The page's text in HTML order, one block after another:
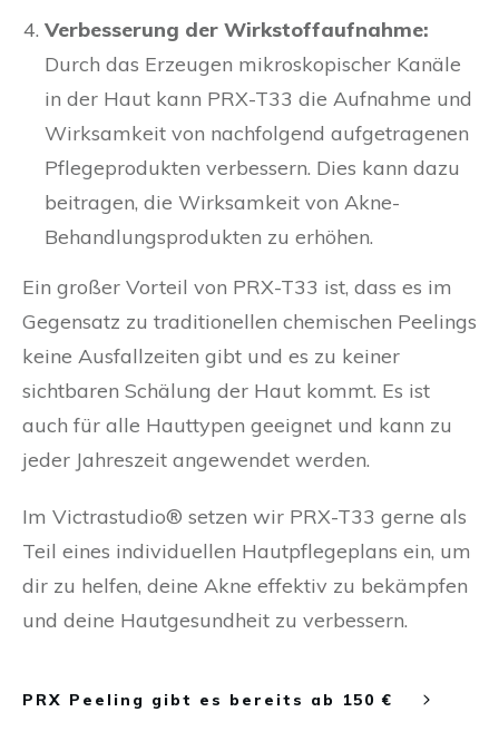
Verbesserung der Wirkstoffaufnahme:
Durch das Erzeugen mikroskopischer Kanäle
in der Haut kann PRX-T33 die Aufnahme und
Wirksamkeit von nachfolgend aufgetragenen
Pflegeprodukten verbessern. Dies kann dazu
beitragen, die Wirksamkeit von Akne-
Behandlungsprodukten zu erhöhen.
Ein großer Vorteil von PRX-T33 ist, dass es im
Gegensatz zu traditionellen chemischen Peelings
keine Ausfallzeiten gibt und es zu keiner
sichtbaren Schälung der Haut kommt. Es ist
auch für alle Hauttypen geeignet und kann zu
jeder Jahreszeit angewendet werden.
Im Victrastudio® setzen wir PRX-T33 gerne als
Teil eines individuellen Hautpflegeplans ein, um
dir zu helfen, deine Akne effektiv zu bekämpfen
und deine Hautgesundheit zu verbessern.
PRX Peeling gibt es bereits ab 150 €